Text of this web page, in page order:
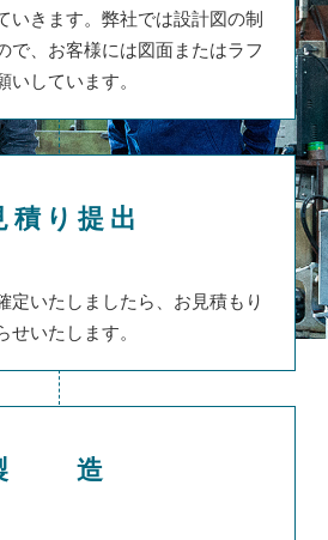
いきます。弊社では設計図の制
で、お客様には図面またはラフ
いしています。
積り提出
定いたしましたら、お見積もり
せいたします。
造